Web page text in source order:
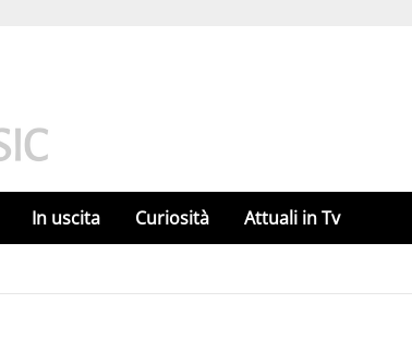
In uscita Curiosità Attuali in Tv